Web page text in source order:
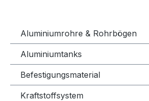
Aluminiumrohre & Rohrbögen
Aluminiumtanks
Befestigungsmaterial
Kraftstoffsystem